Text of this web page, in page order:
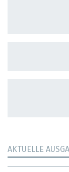
AKTUELLE